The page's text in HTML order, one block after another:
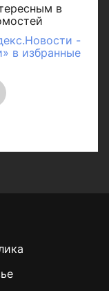
в
-
в избранные